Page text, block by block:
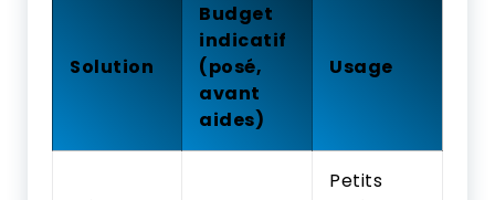
Solution
Budget
indicatif
(posé,
avant
aides)
Usage
Petits